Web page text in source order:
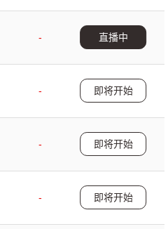
-
直播中
-
即将开始
-
即将开始
-
即将开始